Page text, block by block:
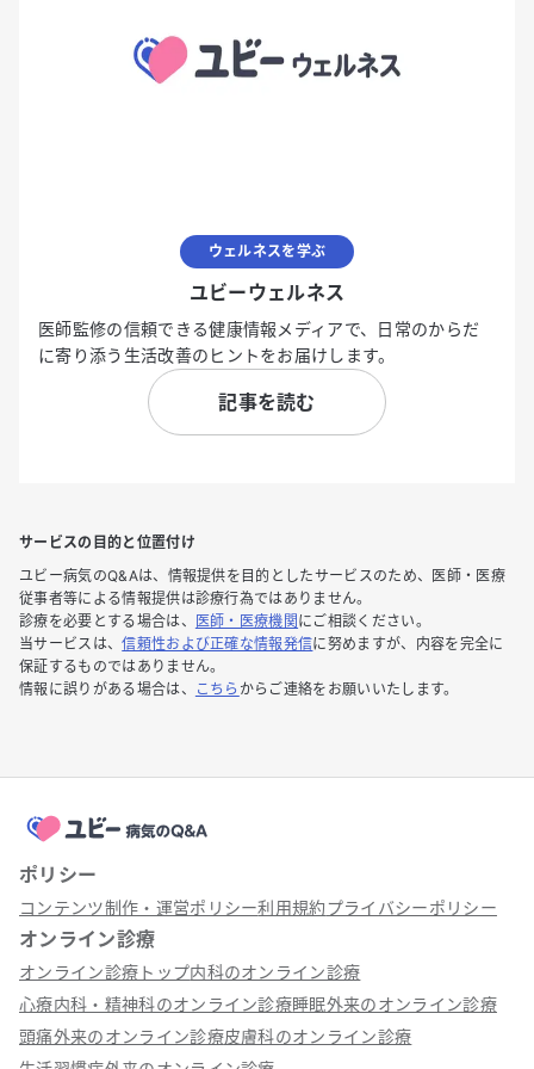
ウェルネスを学ぶ
ユビーウェルネス
医師監修の信頼できる健康情報メディアで、日常のからだ
に寄り添う生活改善のヒントをお届けします。
記事を読む
サービスの目的と位置付け
ユビー病気のQ&Aは、情報提供を目的としたサービスのため、医師・医療
従事者等による情報提供は診療行為ではありません。
診療を必要とする場合は、
医師・医療機関 にご相談ください。
当サービスは、信頼性および正確な情報発信に努めますが、内容を完全に
保証するものではありません。
情報に誤りがある場合は、
こちら からご連絡をお願いいたします。
ポリシー
コンテンツ制作・運営ポリシー利用規約プライバシーポリシー
オンライン診療
オンライン診療トップ内科のオンライン診療
心療内科・精神科のオンライン診療睡眠外来のオンライン診療
頭痛外来のオンライン診療皮膚科のオンライン診療